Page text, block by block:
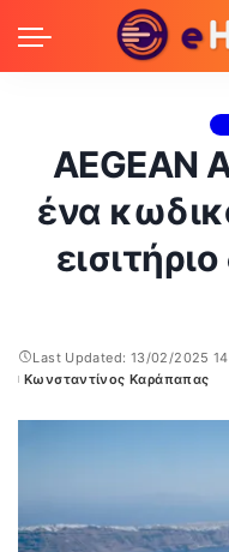
AEGEAN
ένα
Last Updated: 13/02/2025
Posted
Κωνσταντίνος Καράπαπας